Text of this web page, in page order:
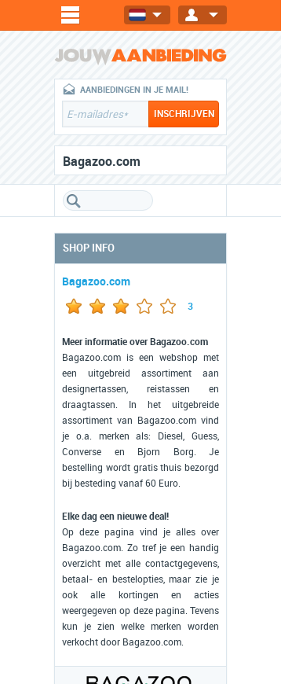
AANBIEDINGEN IN JE MAIL!
Bagazoo.com
SHOP INFO
Bagazoo.com
3
Meer informatie over Bagazoo.com
Bagazoo.com is een webshop met
een uitgebreid assortiment aan
designertassen, reistassen en
draagtassen. In het uitgebreide
assortiment van Bagazoo.com vind
je o.a. merken als: Diesel, Guess,
Converse en Bjorn Borg. Je
bestelling wordt gratis thuis bezorgd
bij besteding vanaf 60 Euro.
Elke dag een nieuwe deal!
Op deze pagina vind je alles over
Bagazoo.com. Zo tref je een handig
overzicht met alle contactgegevens,
betaal- en bestelopties, maar zie je
ook alle kortingen en acties
weergegeven op deze pagina. Tevens
kun je zien welke merken worden
verkocht door Bagazoo.com.